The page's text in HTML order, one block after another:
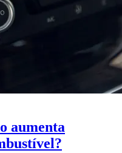
aumenta